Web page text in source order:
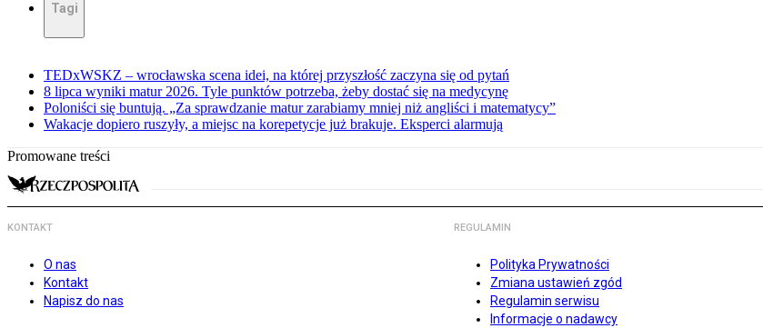
Tagi
TEDxWSKZ – wrocławska scena idei, na której przyszłość zaczyna się od pytań
8 lipca wyniki matur 2026. Tyle punktów potrzeba, żeby dostać się na medycynę
Poloniści się buntują. „Za sprawdzanie matur zarabiamy mniej niż angliści i matematycy”
Wakacje dopiero ruszyły, a miejsc na korepetycje już brakuje. Eksperci alarmują
Promowane treści
KONTAKT
O nas
Kontakt
Napisz do nas
REGULAMIN
Polityka Prywatności
Zmiana ustawień zgód
Regulamin serwisu
Informacje o nadawcy